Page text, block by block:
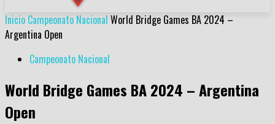
Inicio Campeonato Nacional World Bridge Games BA 2024 –
Argentina Open
Campeonato Nacional
World Bridge Games BA 2024 – Argentina
Open